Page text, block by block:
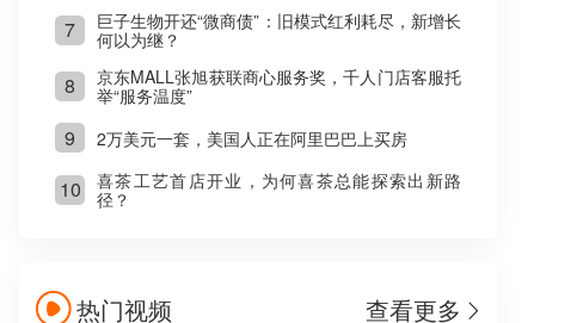
7
巨子生物开还“微商债”：旧模式红利耗尽，新增长
何以为继？
8
京东MALL张旭获联商心服务奖，千人门店客服托
举“服务温度”
9 2万美元一套，美国人正在阿里巴巴上买房
10
喜茶工艺首店开业，为何喜茶总能探索出新路
径？
热门视频 查看更多